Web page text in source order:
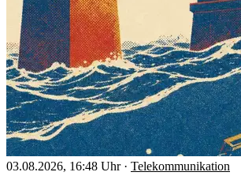
03.08.2026, 16:48 Uhr · Telekommunikation